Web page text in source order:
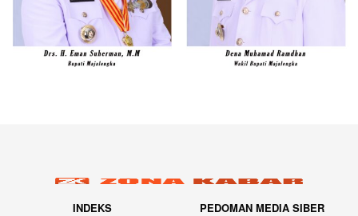
INDEKS
PEDOMAN MEDIA SIBER